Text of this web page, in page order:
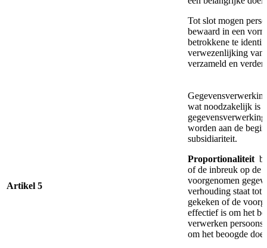
Tot slot mogen
bewaard in een
betrokkene te
verwezenlijking van
verzameld en
Artikel 5
wat noodzakelijk is
worden aan de
subsidiariteit.
Proportionaliteit
of de inbreuk op de
voorgenomen
verhouding staat tot
gekeken of de
effectief is om het
verwerken
om het beoogde